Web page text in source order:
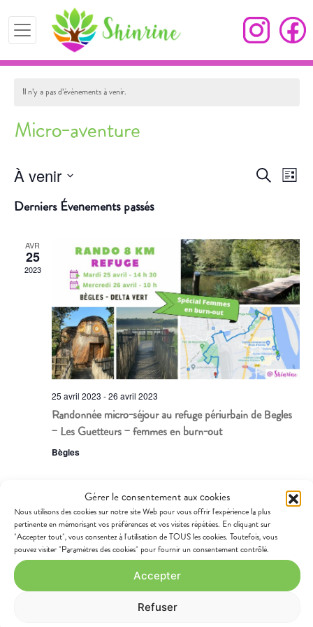
Gérer le consentement aux cookies
Nous utilisons des cookies sur notre site Web pour vous offrir l'expérience la plus
pertinente en mémorisant vos préférences et vos visites répétées. En cliquant sur
"Accepter tout", vous consentez à l'utilisation de TOUS les cookies. Toutefois, vous
pouvez visiter "Paramètres des cookies" pour fournir un consentement contrôlé.
Accepter
Refuser
Il n’y a pas d’évènements à venir.
Micro-aventure
de
vues
Recherche
Liste
À venir
une
Derniers Évènements passés
AVR
25
2023
25 avril 2023 -26 avril 2023
Randonnée micro-séjour au refuge périurbain de Bègles
– Les Guetteurs – femmes en burn-out
Bègles
©2022Shinrine|Mentions légales